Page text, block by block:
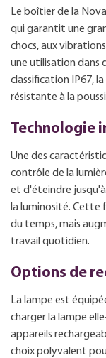
Le boîtier de la
qui garantit une
chocs, aux
une utilisation dans
classification IP67,
résistante à la
Technologie
Une des
contrôle de la
et d'éteindre
la luminosité.
du temps, mais
travail quotidien.
Options de
La lampe est
charger la lampe
appareils
choix polyvalent